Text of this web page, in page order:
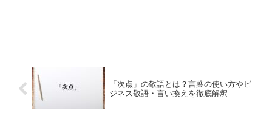
「次点」の敬語とは？言葉の使い方やビ
ジネス敬語・言い換えを徹底解釈